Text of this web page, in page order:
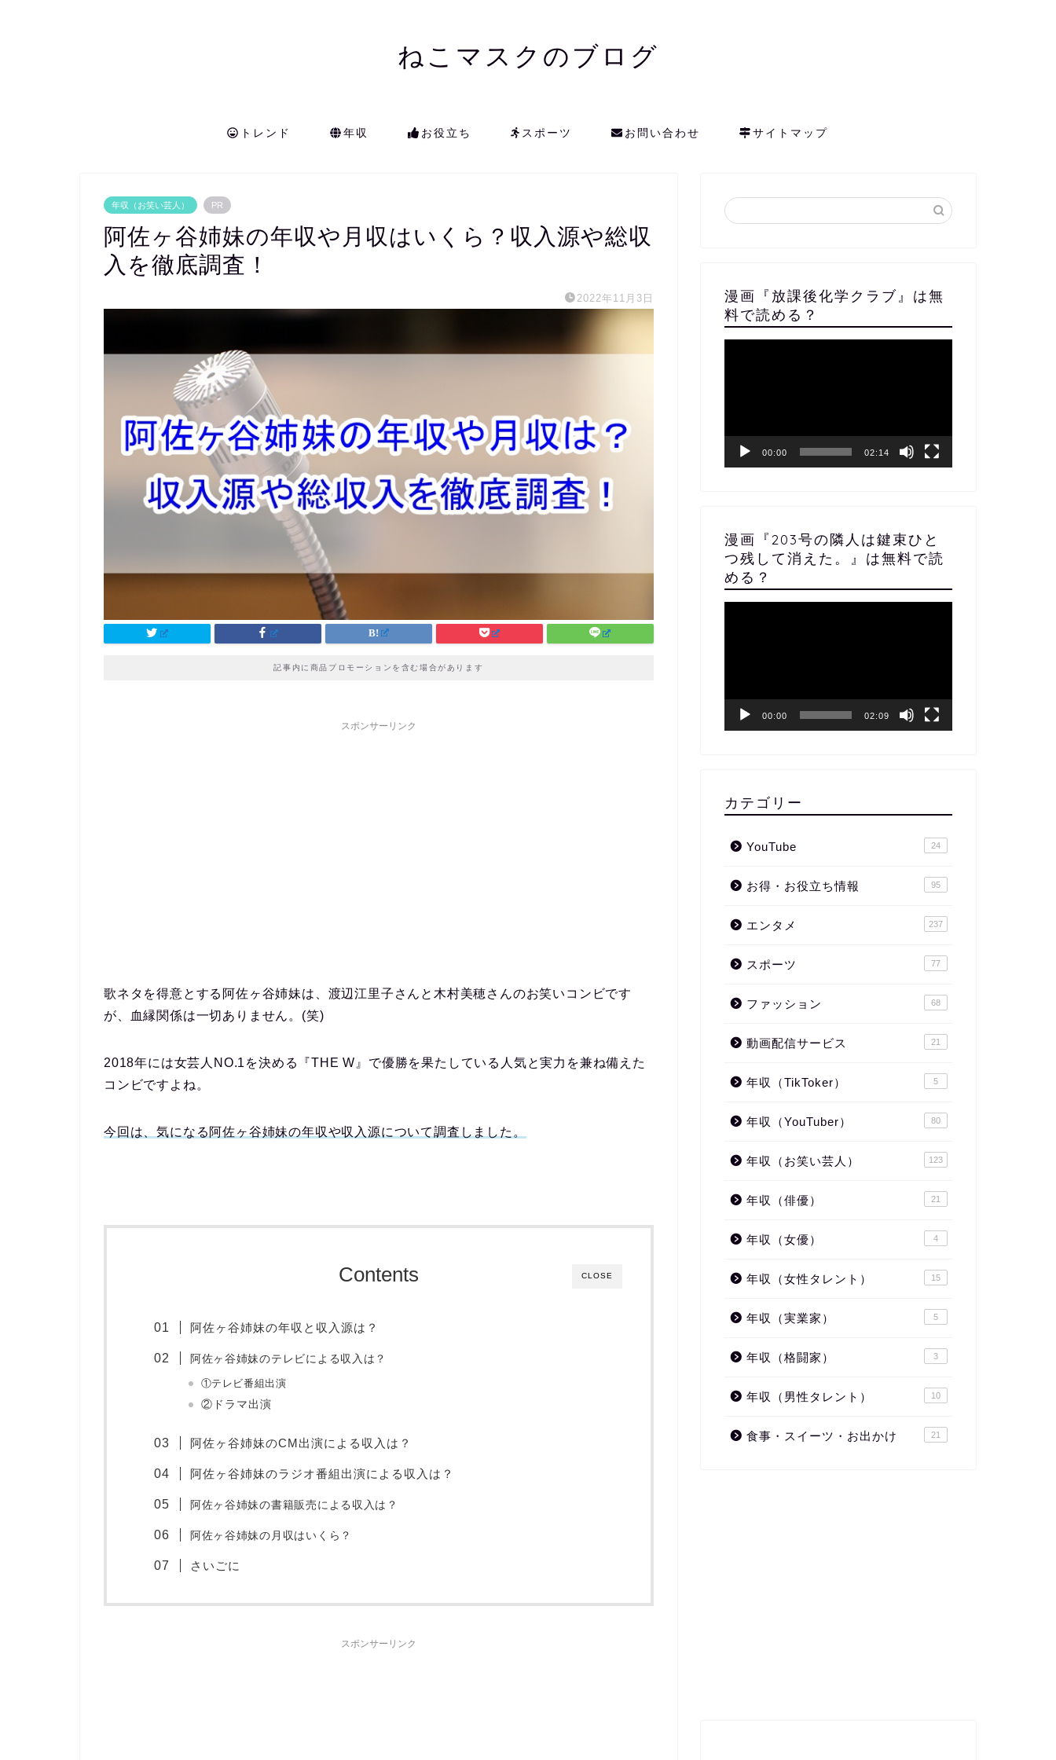
ねこマスクのブログ
トレンド 年収 お役立ち スポーツ お問い合わせ サイトマップ
年収（お笑い芸人） PR
阿佐ヶ谷姉妹の年収や月収はいくら？収入源や総収
入を徹底調査！
2022年11月3日
記事内に商品プロモーションを含む場合があります
スポンサーリンク
歌ネタを得意とする阿佐ヶ谷姉妹は、渡辺江里子さんと木村美穂さんのお笑いコンビです
が、血縁関係は一切ありません。(笑)
2018年には女芸人NO.1を決める『THE W』で優勝を果たしている人気と実力を兼ね備えた
コンビですよね。
今回は、気になる阿佐ヶ谷姉妹の年収や収入源について調査しました。
CLOSE
Contents
阿佐ヶ谷姉妹の年収と収入源は？
阿佐ヶ谷姉妹のテレビによる収入は？
①テレビ番組出演
②ドラマ出演
阿佐ヶ谷姉妹のCM出演による収入は？
阿佐ヶ谷姉妹のラジオ番組出演による収入は？
阿佐ヶ谷姉妹の書籍販売による収入は？
阿佐ヶ谷姉妹の月収はいくら？
さいごに
スポンサーリンク
漫画『放課後化学クラブ』は無
料で読める？
00:00 02:14
漫画『203号の隣人は鍵束ひと
つ残して消えた。』は無料で読
める？
00:00 02:09
カテゴリー
YouTube 24
お得・お役立ち情報 95
エンタメ 237
スポーツ 77
ファッション 68
動画配信サービス 21
年収（TikToker） 5
年収（YouTuber） 80
年収（お笑い芸人） 123
年収（俳優） 21
年収（女優） 4
年収（女性タレント） 15
年収（実業家） 5
年収（格闘家） 3
年収（男性タレント） 10
食事・スイーツ・お出かけ 21